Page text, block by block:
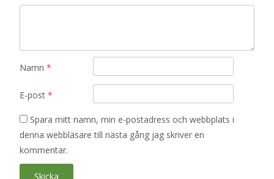
Namn *
E-post *
Spara mitt namn, min e-postadress och webbplats i
denna webbläsare till nästa gång jag skriver en
kommentar.